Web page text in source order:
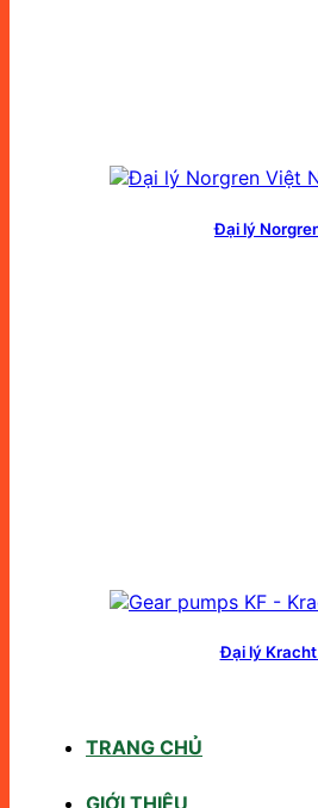
Đại lý
Đại lý
TRANG CHỦ